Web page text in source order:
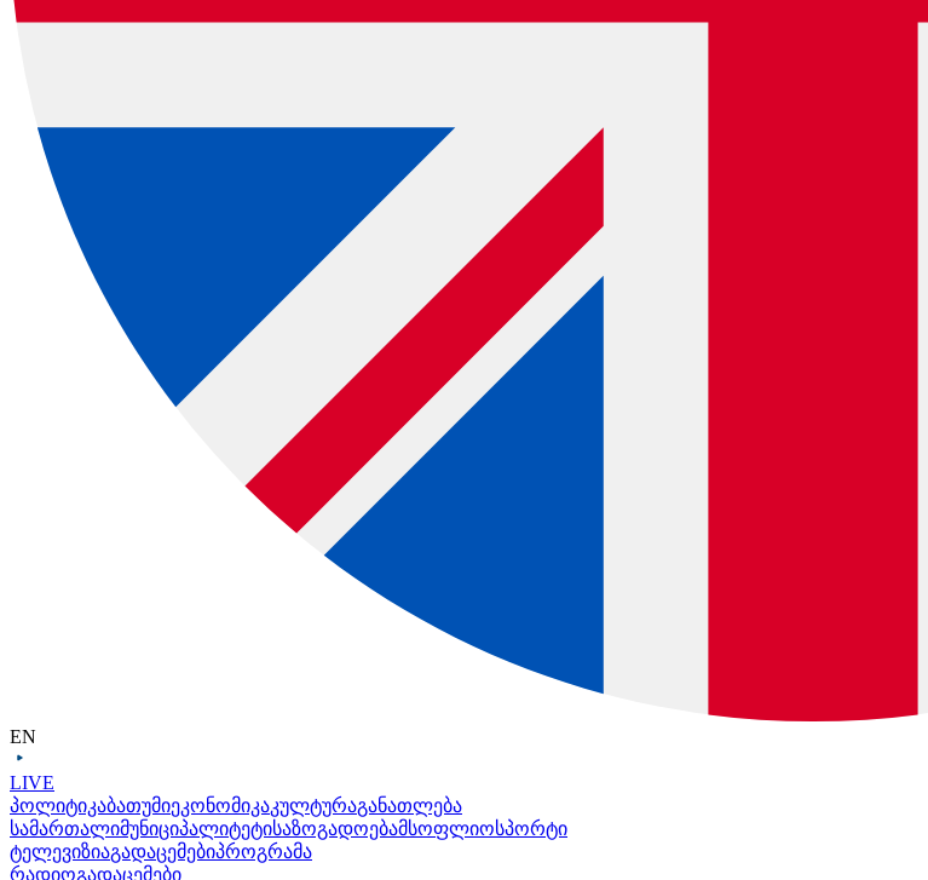
EN
LIVE
პოლიტიკაბათუმიეკონომიკაკულტურაგანათლება
სამართალიმუნიციპალიტეტისაზოგადოებამსოფლიოსპორტი
ტელევიზიაგადაცემებიპროგრამა
რადიოგადაცემები